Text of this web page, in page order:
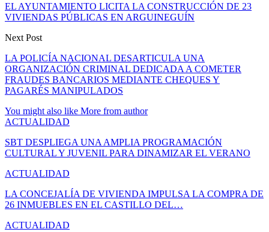
EL AYUNTAMIENTO LICITA LA CONSTRUCCIÓN DE 23
VIVIENDAS PÚBLICAS EN ARGUINEGUÍN
Next Post
LA POLICÍA NACIONAL DESARTICULA UNA
ORGANIZACIÓN CRIMINAL DEDICADA A COMETER
FRAUDES BANCARIOS MEDIANTE CHEQUES Y
PAGARÉS MANIPULADOS
You might also like More from author
ACTUALIDAD
SBT DESPLIEGA UNA AMPLIA PROGRAMACIÓN
CULTURAL Y JUVENIL PARA DINAMIZAR EL VERANO
ACTUALIDAD
LA CONCEJALÍA DE VIVIENDA IMPULSA LA COMPRA DE
26 INMUEBLES EN EL CASTILLO DEL…
ACTUALIDAD